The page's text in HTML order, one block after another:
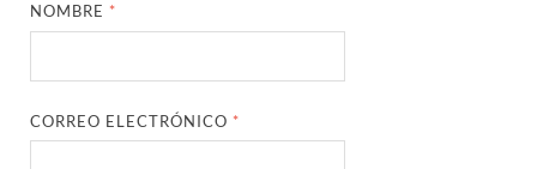
NOMBRE *
CORREO ELECTRÓNICO *